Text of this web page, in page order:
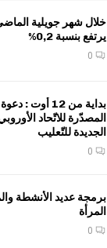
خلال شهر جويلية
يرتفع بنسبة 0,2%
0
بداية من 12
المصدّرة للاتّحاد الأوروبي
الجديدة للتّعليب
0
برمجة عديد الأنشطة
المرأة
0